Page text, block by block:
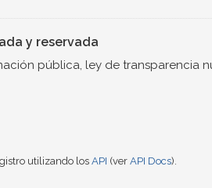
y reservada
pública, ley de transparencia
utilizando los API (ver API Docs).